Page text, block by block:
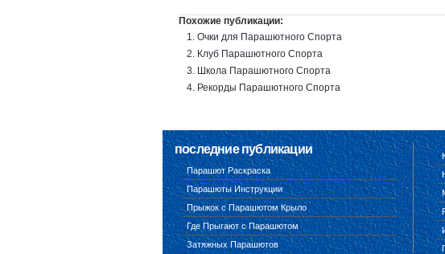
Похожие публикации:
Очки для Парашютного Спорта
Клуб Парашютного Спорта
Школа Парашютного Спорта
Рекорды Парашютного Спорта
последние публикации
Парашют Раскраска
Парашюты Инструкции
Прыжок с Парашютом Крыло
Где Прыгают с Парашютом
Затяжных Парашютов